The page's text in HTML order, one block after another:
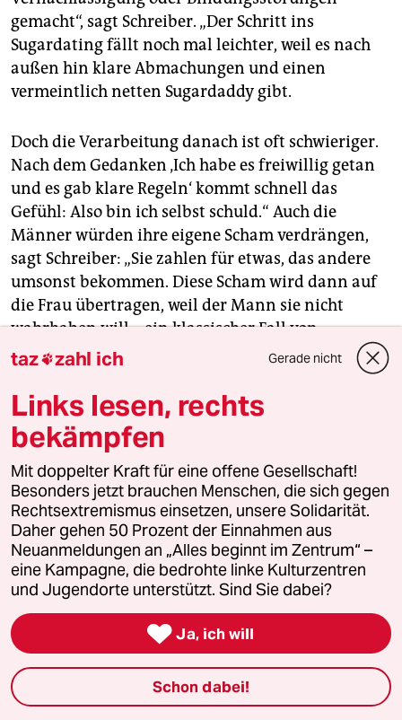
gemacht“, sagt Schreiber. „Der Schritt ins
Sugardating fällt noch mal leichter, weil es nach
außen hin klare Abmachungen und einen
vermeintlich netten Sugardaddy gibt.
Doch die Verarbeitung danach ist oft schwieriger.
Nach dem Gedanken ‚Ich habe es freiwillig getan
und es gab klare Regeln‘ kommt schnell das
Gefühl: Also bin ich selbst schuld.“ Auch die
Männer würden ihre eigene Scham verdrängen,
sagt Schreiber: „Sie zahlen für etwas, das andere
umsonst bekommen. Diese Scham wird dann auf
die Frau übertragen, weil der Mann sie nicht
wahrhaben will – ein klassischer Fall von
Opferscham.“
Christian rechtfertigt Sugardating damit, dass es
im Grunde genommen die „ehrlichere Beziehung“
sei. Denn auch bei traditionellen Beziehungen
gebe es die transaktionelle Komponente und
damit die Abhängigkeit eines Partners – das sei
nur nicht so explizit, findet er. Beim Sugardating
würden die Karten immerhin offen auf den Tisch
gelegt.
Der Soziologe Carsten Stark kennt diese
Argumentation aus den Foren, die er untersucht
hat: „Sugardating wird dort oft mit anderen
Beziehungsformen verglichen. Aber es gilt als
moralisch fragwürdig, es mit Prostitution
taz zahl ich Gerade nicht
Links lesen, rechts
bekämpfen
Mit doppelter Kraft für eine offene Gesellschaft!
Besonders jetzt brauchen Menschen, die sich gegen
Rechtsextremismus einsetzen, unsere Solidarität.
Daher gehen 50 Prozent der Einnahmen aus
Neuanmeldungen an „Alles beginnt im Zentrum“ –
eine Kampagne, die bedrohte linke Kulturzentren
und Jugendorte unterstützt. Sind Sie dabei?
 Ja, ich will
Schon dabei!